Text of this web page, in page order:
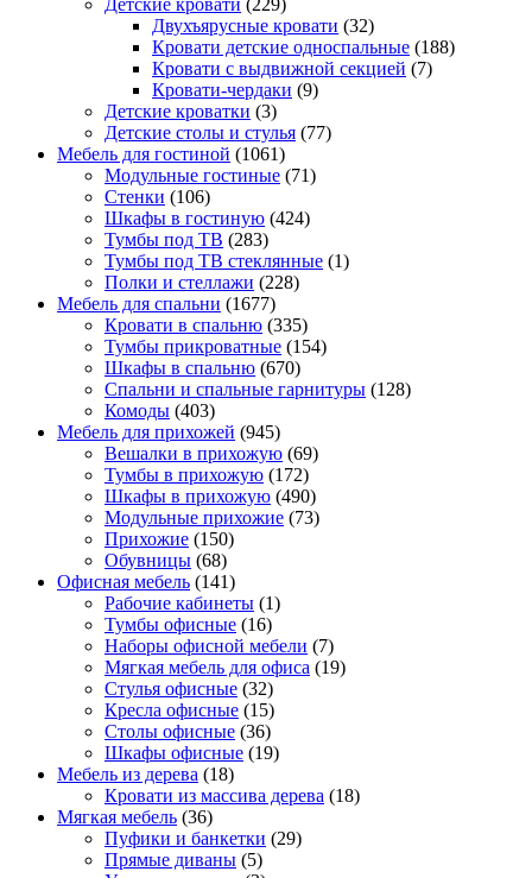
Детские кровати (229)
Двухъярусные кровати (32)
Кровати детские односпальные (188)
Кровати с выдвижной секцией (7)
Кровати-чердаки (9)
Детские кроватки (3)
Детские столы и стулья (77)
Мебель для гостиной (1061)
Модульные гостиные (71)
Стенки (106)
Шкафы в гостиную (424)
Тумбы под ТВ (283)
Тумбы под ТВ стеклянные (1)
Полки и стеллажи (228)
Мебель для спальни (1677)
Кровати в спальню (335)
Тумбы прикроватные (154)
Шкафы в спальню (670)
Спальни и спальные гарнитуры (128)
Комоды (403)
Мебель для прихожей (945)
Вешалки в прихожую (69)
Тумбы в прихожую (172)
Шкафы в прихожую (490)
Модульные прихожие (73)
Прихожие (150)
Обувницы (68)
Офисная мебель (141)
Рабочие кабинеты (1)
Тумбы офисные (16)
Наборы офисной мебели (7)
Мягкая мебель для офиса (19)
Стулья офисные (32)
Кресла офисные (15)
Столы офисные (36)
Шкафы офисные (19)
Мебель из дерева (18)
Кровати из массива дерева (18)
Мягкая мебель (36)
Пуфики и банкетки (29)
Прямые диваны (5)